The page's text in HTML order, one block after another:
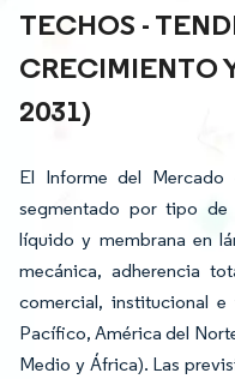
TECHOS -
CRECIMIENTO
2031)
El Informe del Mercado
segmentado por tipo de
líquido y membrana en
mecánica, adherencia
comercial, institucional e
Pacífico, América del
Medio y África). Las